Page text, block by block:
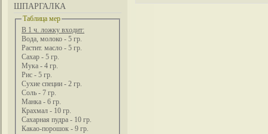
ШПАРГАЛКА
Таблица мер
В 1 ч. ложку входит:
Вода, молоко - 5 гр.
Растит. масло - 5 гр.
Сахар - 5 гр.
Мука - 4 гр.
Рис - 5 гр.
Сухие специи - 2 гр.
Соль - 7 гр.
Манка - 6 гр.
Крахмал - 10 гр.
Сахарная пудра - 10 гр.
Какао-порошок - 9 гр.